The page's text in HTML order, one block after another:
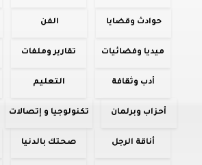
حوادث وقضايا الفن
ميديا وفضائيات تقارير وملفات
أدب وثقافة التعليم
أحزاب وبرلمان تكنولوجيا و إتصالات
أناقة الرجل صحتك بالدنيا